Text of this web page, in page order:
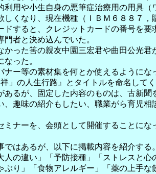
用や小生自身の悪筆症治療用の用具（
くなり、現在機種（ＩＢＭ６８８７，
すると、クレジットカードの番号を
者と決め込んでいた。
った筈の親友中園三宏君や曲田公光
った。
ー等の素材集を何とか使えるようにな
」の人生行路』とタイトルを命名してく
るが、固定した内容のものは、古新
趣味の紹介もしたい、職業がら育児
ナーを、会頭として開催することにな
はあるが、以下に掲載内容を紹介する。
の違い」「予防接種」「ストレスと
り」「食物アレルギー」「薬の上手な